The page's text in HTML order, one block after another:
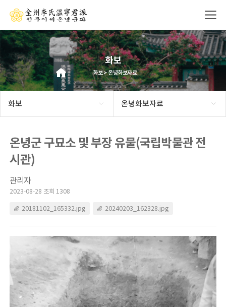
화보
화보 > 온녕화보자료
화보 온녕화보자료
온녕군 구묘소 및 부장 유물(국립박물관 전
시관)
관리자
2023-08-28 조회 1308
20181102_165332.jpg 20240203_162328.jpg